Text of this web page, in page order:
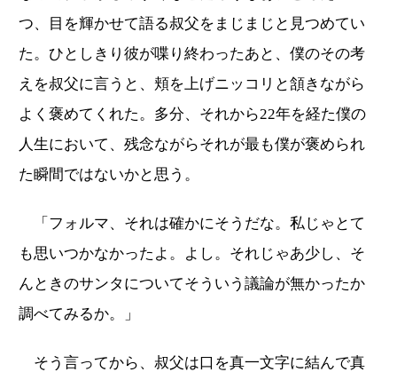
つ、目を輝かせて語る叔父をまじまじと見つめてい
た。ひとしきり彼が喋り終わったあと、僕のその考
えを叔父に言うと、頬を上げニッコリと頷きながら
よく褒めてくれた。多分、それから22年を経た僕の
人生において、残念ながらそれが最も僕が褒められ
た瞬間ではないかと思う。
「フォルマ、それは確かにそうだな。私じゃとて
も思いつかなかったよ。よし。それじゃあ少し、そ
んときのサンタについてそういう議論が無かったか
調べてみるか。」
そう言ってから、叔父は口を真一文字に結んで真